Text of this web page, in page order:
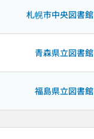
札幌市中央図書
青森県立図書
福島県立図書